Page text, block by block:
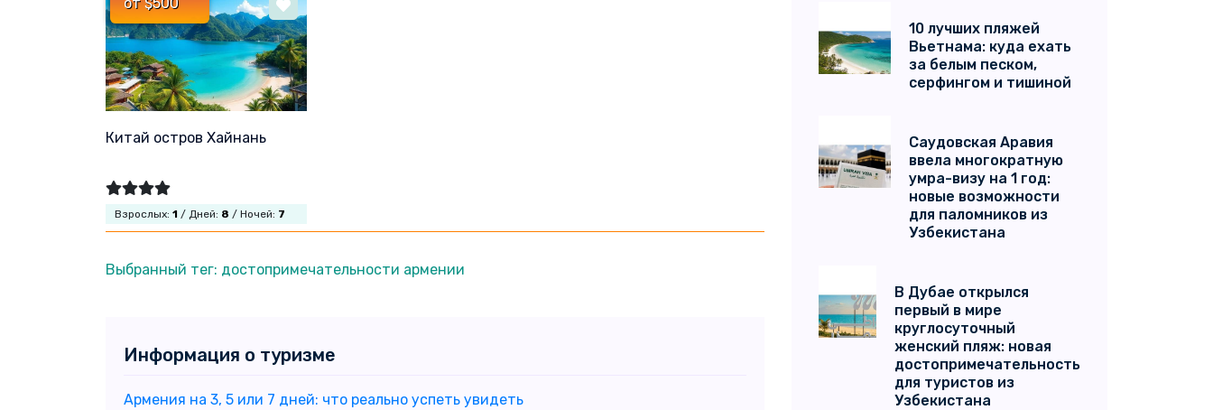
Китай остров Хайнань
Взрослых: 1 / Дней: 8 / Ночей: 7
Выбранный тег: достопримечательности армении
Информация о туризме
Армения на 3, 5 или 7 дней: что реально успеть увидеть
10 лучших пляжей
Вьетнама: куда ехать
за белым песком,
серфингом и тишиной
Саудовская Аравия
ввела многократную
умра-визу на 1 год:
новые возможности
для паломников из
Узбекистана
В Дубае открылся
первый в мире
круглосуточный
женский пляж: новая
достопримечательность
для туристов из
Узбекистана